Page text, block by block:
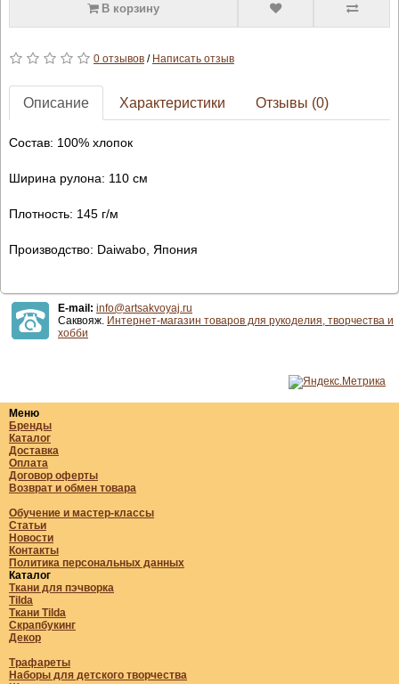
В корзину
0 отзывов/ Написать отзыв
Описание Характеристики Отзывы (0)
Состав: 100% хлопок
Ширина рулона: 110 см
Плотность: 145 г/м
Производство: Daiwabo, Япония
E-mail: info@artsakvoyaj.ru
Саквояж. Интернет-магазин товаров для рукоделия, творчества и
хобби
Меню
Бренды
Каталог
Доставка
Оплата
Договор оферты
Возврат и обмен товара
Обучение и мастер-классы
Статьи
Новости
Контакты
Политика персональных данных
Каталог
Ткани для пэчворка
Tilda
Ткани Tilda
Скрапбукинг
Декор
Трафареты
Наборы для детского творчества